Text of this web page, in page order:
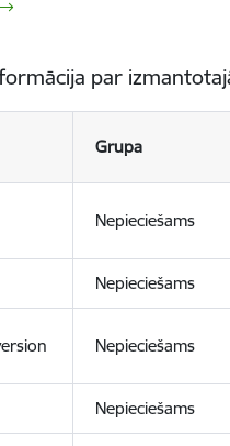
par
Grupa
Nepieciešams
Nepieciešams
Nepieciešams
Nepieciešams